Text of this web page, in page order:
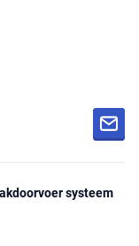
systeem